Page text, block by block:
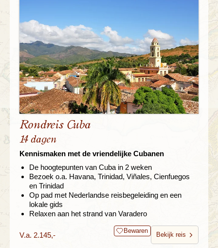
Rondreis Cuba
14 dagen
Kennismaken met de vriendelijke Cubanen
De hoogtepunten van Cuba in 2 weken
Bezoek o.a. Havana, Trinidad, Viñales, Cienfuegos
en Trinidad
Op pad met Nederlandse reisbegeleiding en een
lokale gids
Relaxen aan het strand van Varadero
V.a. 2.145,- Bewaren
Bekijk reis